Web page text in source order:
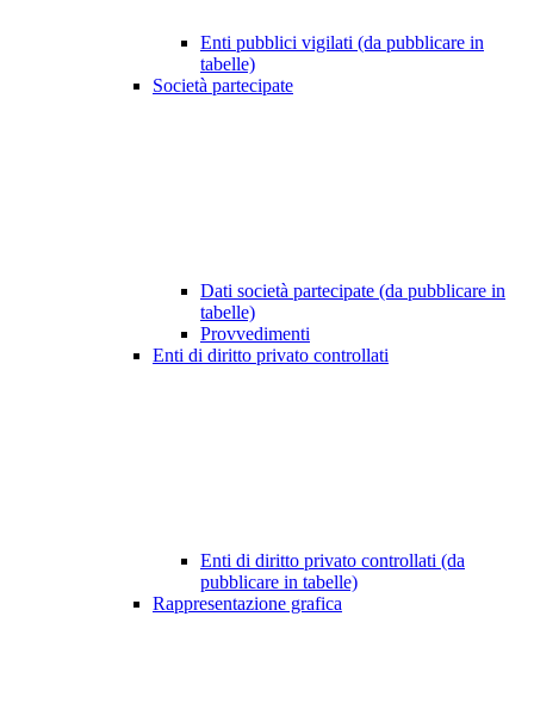
Enti pubblici vigilati (da pubblicare in
tabelle)
Società partecipate
Dati società partecipate (da pubblicare in
tabelle)
Provvedimenti
Enti di diritto privato controllati
Enti di diritto privato controllati (da
pubblicare in tabelle)
Rappresentazione grafica